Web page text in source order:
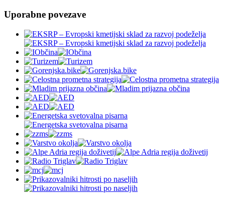
Uporabne povezave